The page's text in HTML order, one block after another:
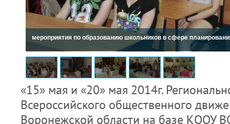
мероприятия по образованию школьников в сфере
«15» мая и «20» мая 2014г.
Всероссийского общественного
Воронежской области на базе КООУ